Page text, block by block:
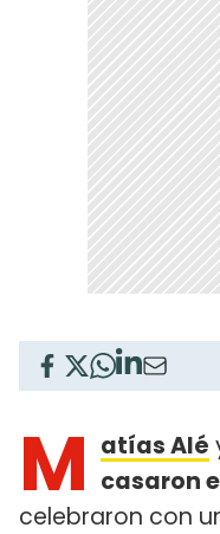
M atías Alé
casaron
celebraron con